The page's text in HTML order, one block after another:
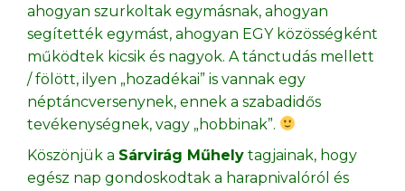
ahogyan szurkoltak egymásnak, ahogyan
segítették egymást, ahogyan EGY közösségként
működtek kicsik és nagyok. A tánctudás mellett
/ fölött, ilyen „hozadékai” is vannak egy
néptáncversenynek, ennek a szabadidős
tevékenységnek, vagy „hobbinak”.
Köszönjük a Sárvirág Műhely tagjainak, hogy
egész nap gondoskodtak a harapnivalóról és